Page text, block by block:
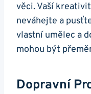
věci. Vaší
neváhejte a
vlastní umělec a
mohou být⁢
Dopravní